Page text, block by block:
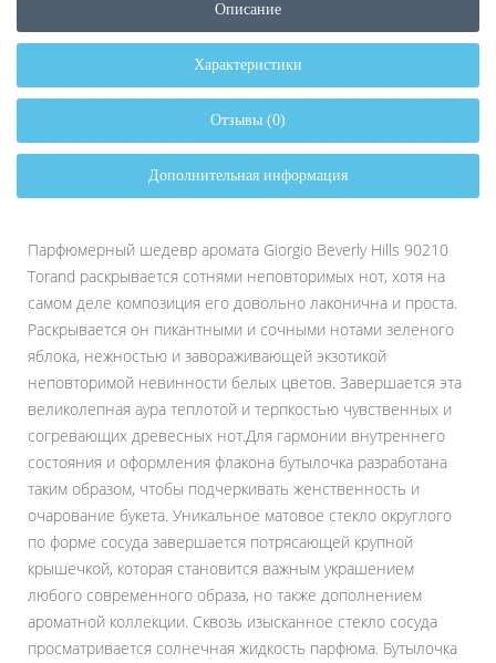
Описание
Характеристики
Отзывы (0)
Дополнительная информация
Парфюмерный шедевр аромата Giorgio Beverly Hills 90210
Torand раскрывается сотнями неповторимых нот, хотя на
самом деле композиция его довольно лаконична и проста.
Раскрывается он пикантными и сочными нотами зеленого
яблока, нежностью и завораживающей экзотикой
неповторимой невинности белых цветов. Завершается эта
великолепная аура теплотой и терпкостью чувственных и
согревающих древесных нот.Для гармонии внутреннего
состояния и оформления флакона бутылочка разработана
таким образом, чтобы подчеркивать женственность и
очарование букета. Уникальное матовое стекло округлого
по форме сосуда завершается потрясающей крупной
крышечкой, которая становится важным украшением
любого современного образа, но также дополнением
ароматной коллекции. Сквозь изысканное стекло сосуда
просматривается солнечная жидкость парфюма. Бутылочка